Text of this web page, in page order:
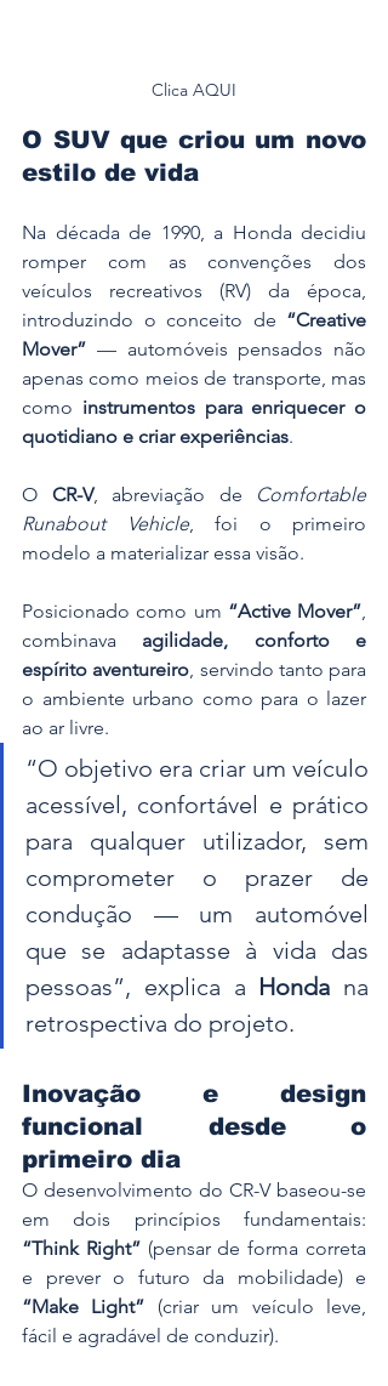
Clica AQUI
O SUV que criou um novo
estilo de vida
Na década de 1990, a Honda decidiu
romper com as convenções dos
veículos recreativos (RV) da época,
introduzindo o conceito de “Creative
Mover” — automóveis pensados não
apenas como meios de transporte, mas
como instrumentos para enriquecer o
quotidiano e criar experiências.
O CR-V, abreviação de
Comfortable
Runabout Vehicle, foi o primeiro
modelo a materializar essa visão.
Posicionado como um “Active Mover”,
combinava agilidade, conforto e
espírito aventureiro, servindo tanto para
o ambiente urbano como para o lazer
ao ar livre.
“O objetivo era criar um veículo
acessível, confortável e prático
para qualquer utilizador, sem
comprometer o prazer de
condução — um automóvel
que se adaptasse à vida das
pessoas”, explica a Honda na
retrospectiva do projeto.
Inovação e design
funcional desde o
primeiro dia
O desenvolvimento do CR-V baseou-se
“Think Right” (pensar de forma correta
“Make Light” (criar um veículo leve,
fácil e agradável de conduzir).